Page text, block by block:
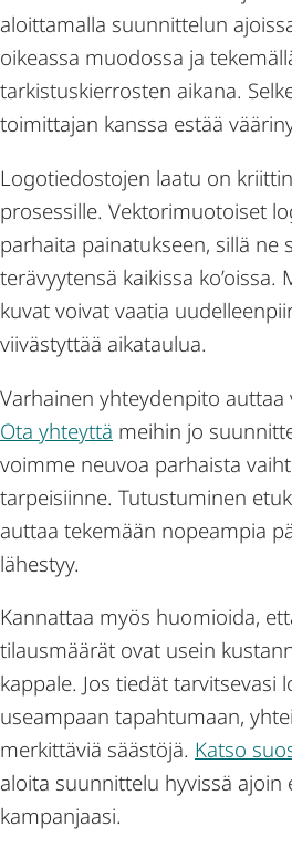
aloittamalla suunnittelun
oikeassa muodossa ja
tarkistuskierrosten aikana.
toimittajan kanssa estää
Logotiedostojen laatu on
prosessille. Vektorimuotoiset
parhaita painatukseen, sillä ne
terävyytensä kaikissa
kuvat voivat vaatia
viivästyttää aikataulua.
Varhainen yhteydenpito
Ota yhteyttä meihin jo
voimme neuvoa parhaista
tarpeisiinne. Tutustuminen
auttaa tekemään nopeampia
lähestyy.
Kannattaa myös huomioida,
tilausmäärät ovat usein
kappale. Jos tiedät tarvitsevasi
useampaan tapahtumaan,
merkittäviä säästöjä. Katso
aloita suunnittelu hyvissä ajoin
kampanjaasi.